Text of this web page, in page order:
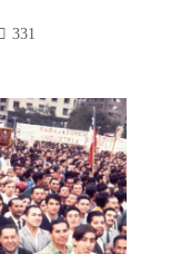
331